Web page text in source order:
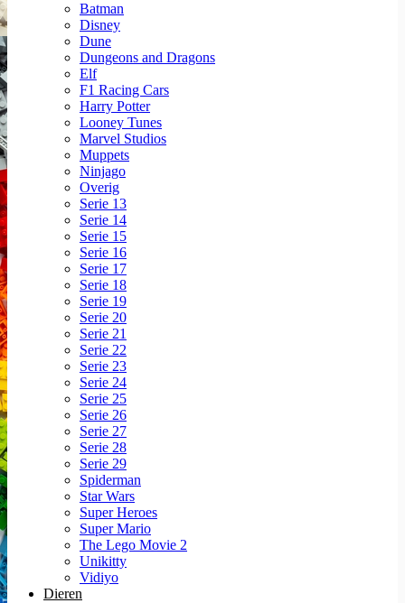
Batman
Disney
Dune
Dungeons and Dragons
Elf
F1 Racing Cars
Harry Potter
Looney Tunes
Marvel Studios
Muppets
Ninjago
Overig
Serie 13
Serie 14
Serie 15
Serie 16
Serie 17
Serie 18
Serie 19
Serie 20
Serie 21
Serie 22
Serie 23
Serie 24
Serie 25
Serie 26
Serie 27
Serie 28
Serie 29
Spiderman
Star Wars
Super Heroes
Super Mario
The Lego Movie 2
Unikitty
Vidiyo
Dieren